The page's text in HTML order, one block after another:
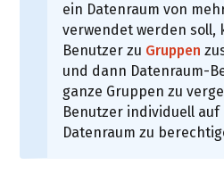
ein Datenraum von
verwendet werden soll,
Benutzer zu Gruppen
und dann Datenraum-
ganze Gruppen zu
Benutzer individuell auf
Datenraum zu